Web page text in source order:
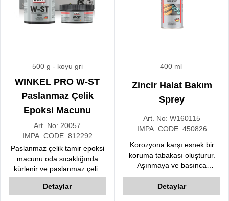
500 g - koyu gri
WINKEL PRO W-ST
Paslanmaz Çelik
Epoksi Macunu
Art. No: 20057
IMPA. CODE: 812292
Paslanmaz çelik tamir epoksi
macunu oda sıcaklığında
kürlenir ve paslanmaz çelik
veya metal yüzeyleri
doldurmak, yeniden inşa
Detaylar
400 ml
Zincir Halat Bakım
Sprey
Art. No: W160115
IMPA. CODE: 450826
Korozyona karşı esnek bir
koruma tabakası oluşturur.
Aşınmaya ve basınca
dayanıklıdır. Su ve neme
karşı dirençlidir. Greslerin
problem yarattığı hareketli
Detaylar